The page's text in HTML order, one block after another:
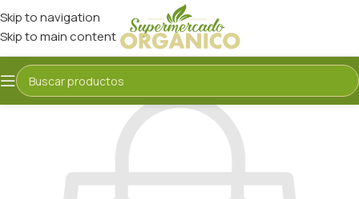
Skip to navigation
Skip to main content